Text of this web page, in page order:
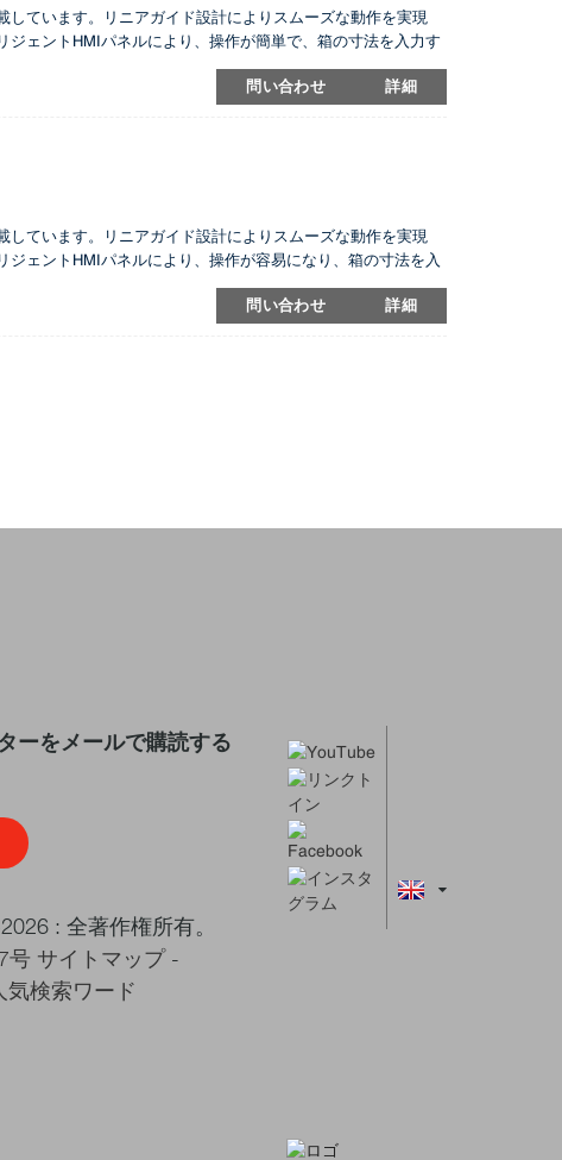
ています。リニアガイド設計によりスムーズな動作を実現
ェントHMIパネルにより、操作が簡単で、箱の寸法を入力す
の側面もスクエアに仕上げ、重量段ボール包装市場のハイエ
問い合わせ 詳細
ています。リニアガイド設計によりスムーズな動作を実現
ェントHMIパネルにより、操作が容易になり、箱の寸法を入
左右の側面もスクエアに仕上げ、重量段ボール包装市場のハ
問い合わせ 詳細
ーをメールで購読する
: 全著作権所有。
号 サイトマップ-
気検索ワード